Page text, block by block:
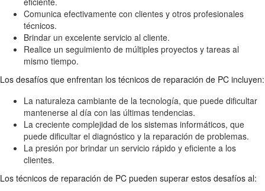
Comunica efectivamente con clientes y otros profesionales
técnicos.
Brindar un excelente servicio al cliente.
Realice un seguimiento de múltiples proyectos y tareas al
mismo tiempo.
Los desafíos que enfrentan los técnicos de reparación de PC incluyen:
La naturaleza cambiante de la tecnología, que puede dificultar
mantenerse al día con las últimas tendencias.
La creciente complejidad de los sistemas informáticos, que
puede dificultar el diagnóstico y la reparación de problemas.
La presión por brindar un servicio rápido y eficiente a los
clientes.
Los técnicos de reparación de PC pueden superar estos desafíos al: